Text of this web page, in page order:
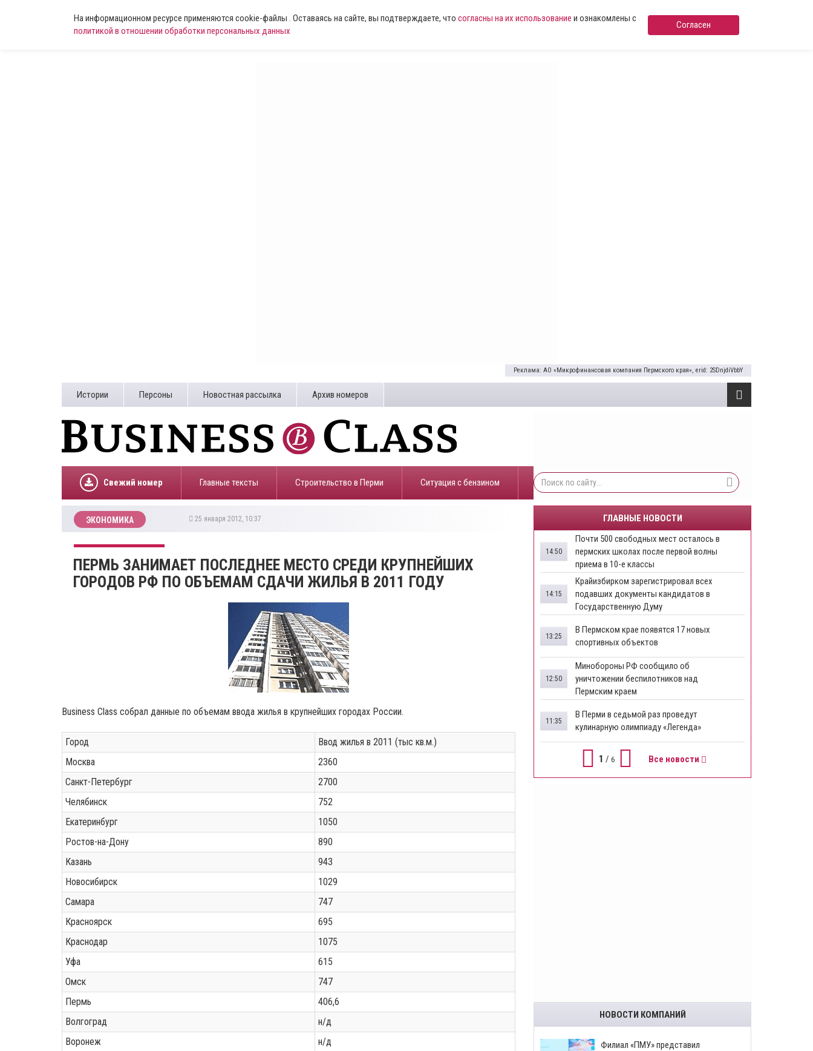
На информационном ресурсе применяются cookie-файлы . Оставаясь на сайте, вы подтверждаете, что согласны на их использование и ознакомлены с
политикой в отношении обработки персональных данных
Согласен
Реклама: АО «Микрофинансовая компания Пермского края», erid: 2SDnjdiVbbY
Истории Персоны Новостная рассылка Архив номеров
Свежий номер Главные тексты Строительство в Перми ​Ситуация с бензином
ЭКОНОМИКА 25 января 2012, 10:37
ПЕРМЬ ЗАНИМАЕТ ПОСЛЕДНЕЕ МЕСТО СРЕДИ КРУПНЕЙШИХ
ГОРОДОВ РФ ПО ОБЪЕМАМ СДАЧИ ЖИЛЬЯ В 2011 ГОДУ
Business Class собрал данные по объемам ввода жилья в крупнейших городах России.
Город
Ввод жилья в 2011 (тыс кв.м.)
Москва
2360
Санкт-Петербург
2700
Челябинск
752
Екатеринбург
1050
Ростов-на-Дону
890
Казань
943
Новосибирск
1029
Самара
747
Красноярск
695
Краснодар
1075
Уфа
615
Омск
747
Пермь
406,6
Волгоград
н/д
Воронеж
н/д
ГЛАВНЫЕ НОВОСТИ
Почти 500 свободных мест осталось в
пермских школах после первой волны
приема в 10-е классы
14:50
Крайизбирком зарегистрировал всех
подавших документы кандидатов в
Государственную Думу
14:15
​В Пермском крае появятся 17 новых
спортивных объектов
13:25
Минобороны РФ сообщило об
уничтожении беспилотников над
Пермским краем
12:50
В Перми в седьмой раз проведут
кулинарную олимпиаду «Легенда»
11:35
1 / 6 Все новости
НОВОСТИ КОМПАНИЙ
​Филиал «ПМУ» представил